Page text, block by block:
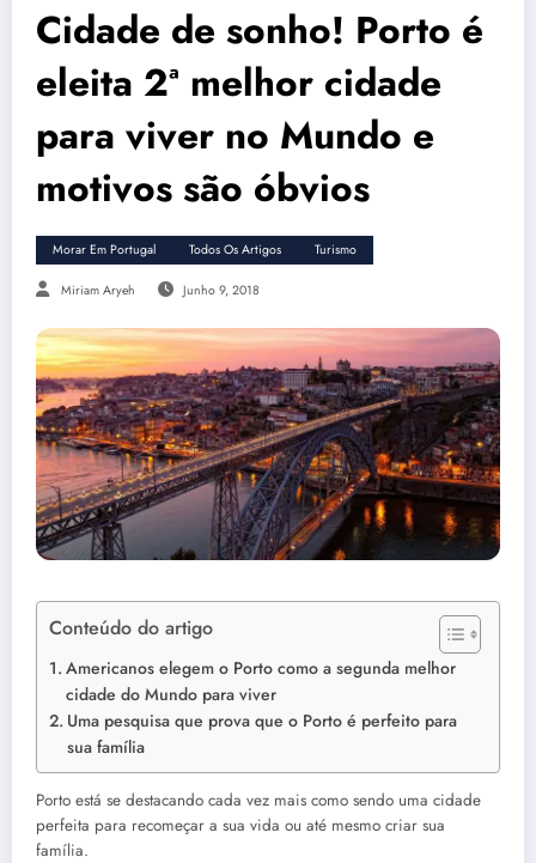
Cidade de sonho! Porto é
eleita 2ª melhor cidade
para viver no Mundo e
motivos são óbvios
Morar Em Portugal Todos Os Artigos Turismo
Miriam Aryeh Junho 9, 2018
Conteúdo do artigo
Americanos elegem o Porto como a segunda melhor
cidade do Mundo para viver
Uma pesquisa que prova que o Porto é perfeito para
sua família
Porto está se destacando cada vez mais como sendo uma cidade
perfeita para recomeçar a sua vida ou até mesmo criar sua
família.